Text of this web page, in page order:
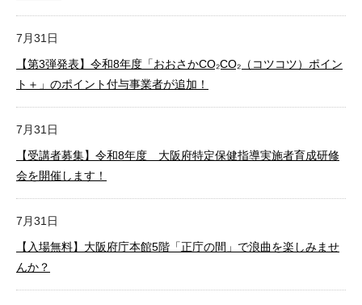
7月31日
【第3弾発表】令和8年度「おおさかCO₂CO₂（コツコツ）ポイン
ト＋」のポイント付与事業者が追加！
7月31日
【受講者募集】令和8年度 大阪府特定保健指導実施者育成研修
会を開催します！
7月31日
【入場無料】大阪府庁本館5階「正庁の間」で浪曲を楽しみませ
んか？